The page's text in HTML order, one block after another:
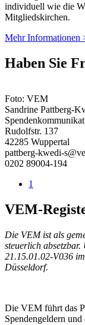
individuell wie die
Mitgliedskirchen.
Mehr Informationen
Haben Sie
Foto: VEM
Sandrine Pattberg-
Rudolfstr. 137
42285 Wuppertal
pattberg-kwedi-
0202 89004-194
1
VEM-
Die VEM ist als
steuerlich absetzbar.
21.15.01.02-V036
Düsseldorf.
Die VEM führt das
Spendengeldern